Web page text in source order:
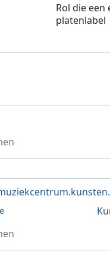
Rol die
platenlabel